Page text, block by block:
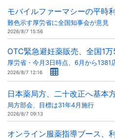
モバイルファーマシーの平時
難色示す厚労省に全国知事会が意見
2026/8/7 15:56
OTC緊急避妊薬販売、全国1
厚労省・今月3日時点、6月から1381
2026/8/7 12:16
日本薬局方、二十改正へ基本
局方部会、目標は31年4月施行
2026/8/7 09:13
オンライン服薬指導ブース、